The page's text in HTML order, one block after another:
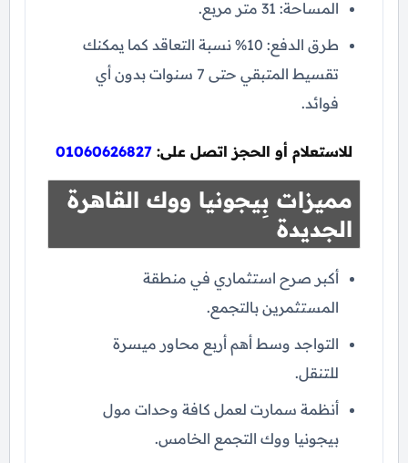
المساحة: 31 متر مربع.
طرق الدفع: 10% نسبة التعاقد كما يمكنك
تقسيط المتبقي حتى 7 سنوات بدون أي
فوائد.
للاستعلام أو الحجز اتصل على: 01060626827
مميزات بِيجونيا ووك القاهرة
الجديدة
أكبر صرح استثماري في منطقة
المستثمرين بالتجمع.
التواجد وسط أهم أربع محاور ميسرة
للتنقل.
أنظمة سمارت لعمل كافة وحدات مول
بيجونيا ووك التجمع الخامس.